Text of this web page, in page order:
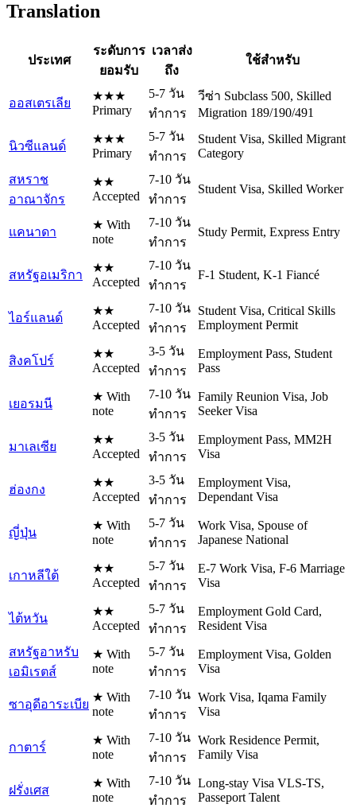
Translation
ประเทศ
ระดับการ
ยอมรับ
เวลาส่ง
ถึง
ใช้สำหรับ
ออสเตรเลีย
★★★
Primary
5-7 วัน
ทำการ
วีซ่า Subclass 500, Skilled
Migration 189/190/491
นิวซีแลนด์
★★★
Primary
5-7 วัน
ทำการ
Student Visa, Skilled Migrant
Category
สหราช
อาณาจักร
★★
Accepted
7-10 วัน
ทำการ
Student Visa, Skilled Worker
แคนาดา
★ With
note
7-10 วัน
ทำการ
Study Permit, Express Entry
สหรัฐอเมริกา
★★
Accepted
7-10 วัน
ทำการ
F-1 Student, K-1 Fiancé
ไอร์แลนด์
★★
Accepted
7-10 วัน
ทำการ
Student Visa, Critical Skills
Employment Permit
สิงคโปร์
★★
Accepted
3-5 วัน
ทำการ
Employment Pass, Student
Pass
เยอรมนี
★ With
note
7-10 วัน
ทำการ
Family Reunion Visa, Job
Seeker Visa
มาเลเซีย
★★
Accepted
3-5 วัน
ทำการ
Employment Pass, MM2H
Visa
ฮ่องกง
★★
Accepted
3-5 วัน
ทำการ
Employment Visa,
Dependant Visa
ญี่ปุ่น
★ With
note
5-7 วัน
ทำการ
Work Visa, Spouse of
Japanese National
เกาหลีใต้
★★
Accepted
5-7 วัน
ทำการ
E-7 Work Visa, F-6 Marriage
Visa
ไต้หวัน
★★
Accepted
5-7 วัน
ทำการ
Employment Gold Card,
Resident Visa
สหรัฐอาหรับ
เอมิเรตส์
★ With
note
5-7 วัน
ทำการ
Employment Visa, Golden
Visa
ซาอุดีอาระเบีย
★ With
note
7-10 วัน
ทำการ
Work Visa, Iqama Family
Visa
กาตาร์
★ With
note
7-10 วัน
ทำการ
Work Residence Permit,
Family Visa
ฝรั่งเศส
★ With
note
7-10 วัน
ทำการ
Long-stay Visa VLS-TS,
Passeport Talent